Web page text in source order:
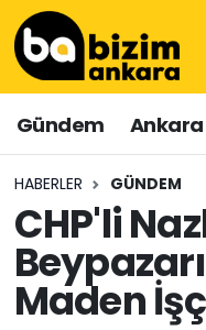
Gündem Ankara
HABERLER GÜNDEM
CHP'li
Maden
Hava Durumu
Trafik Durumu
Süper Lig
Tüm Manşetler
Son Dakika